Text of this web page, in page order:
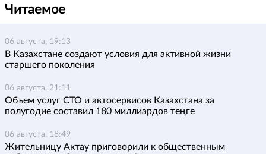
Читаемое
06 августа, 19:13
В Казахстане создают условия для активной жизни
старшего поколения
06 августа, 21:11
Объем услуг СТО и автосервисов Казахстана за
полугодие составил 180 миллиардов теңге
06 августа, 18:49
Жительницу Актау приговорили к общественным